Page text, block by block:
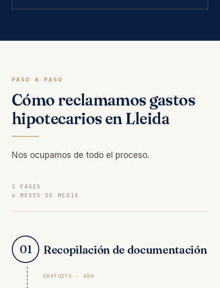
PASO A PASO
Cómo reclamamos gastos
hipotecarios en Lleida
Nos ocupamos de todo el proceso.
5 FASES
6 MESES DE MEDIA
01 Recopilación de documentación
GRATUITO · 48H